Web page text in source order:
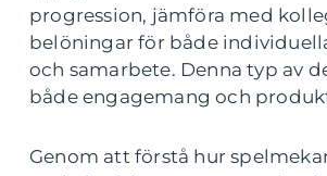
progression, jämföra med
belöningar för både
och samarbete. Denna typ av
både engagemang och
Genom att förstå hur